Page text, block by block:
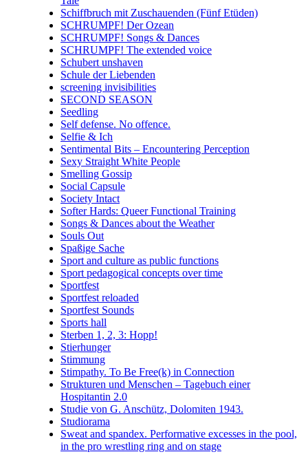
Schiffbruch mit Zuschauenden (Fünf Etüden)
SCHRUMPF! Der Ozean
SCHRUMPF! Songs & Dances
SCHRUMPF! The extended voice
Schubert unshaven
Schule der Liebenden
screening invisibilities
SECOND SEASON
Seedling
Self defense. No offence.
Selfie & Ich
Sentimental Bits – Encountering Perception
Sexy Straight White People
Smelling Gossip
Social Capsule
Society Intact
Softer Hards: Queer Functional Training
Songs & Dances about the Weather
Souls Out
Spaßige Sache
Sport and culture as public functions
Sport pedagogical concepts over time
Sportfest
Sportfest reloaded
Sportfest Sounds
Sports hall
Sterben 1, 2, 3: Hopp!
Stierhunger
Stimmung
Stimpathy. To Be Free(k) in Connection
Strukturen und Menschen – Tagebuch einer
Hospitantin 2.0
Studie von G. Anschütz, Dolomiten 1943.
Studiorama
Sweat and spandex. Performative excesses in the pool,
in the pro wrestling ring and on stage